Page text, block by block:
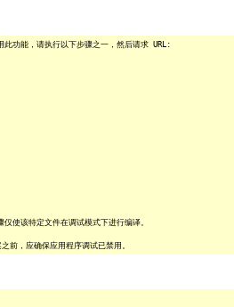
此功能，请执行以下步骤之一，然后请求 URL:
使该特定文件在调试模式下进行编译。
前，应确保应用程序调试已禁用。